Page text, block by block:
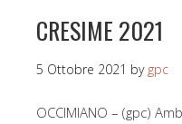
CRESIME 2021
5 Ottobre 2021 by gpc
OCCIMIANO – (gpc)